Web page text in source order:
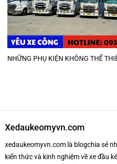
NHỮNG PHỤ KIỆN KHÔNG THỂ
Xedaukeomyvn.com
xedaukeomyvn.com là blogchia sẻ
kiến thức và kinh nghiệm về xe đầu